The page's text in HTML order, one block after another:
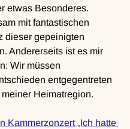
etwas Besonderes.
mit fantastischen
dieser gepeinigten
Andererseits ist es mir
Wir müssen
entgegentreten
Heimatregion.
Kammerzonzert „Ich hatte